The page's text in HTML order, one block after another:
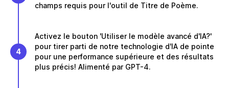
champs requis pour l'outil de Titre de Poème.
4
Activez le bouton 'Utiliser le modèle avancé d'IA?'
pour tirer parti de notre technologie d'IA de pointe
pour une performance supérieure et des résultats
plus précis! Alimenté par GPT-4.